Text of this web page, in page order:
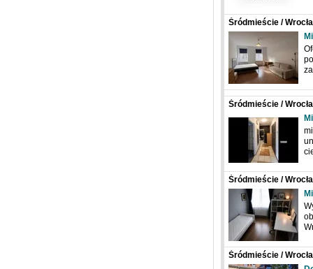
Śródmieście /
Śródmieście /
Śródmieście /
Śródmieście /